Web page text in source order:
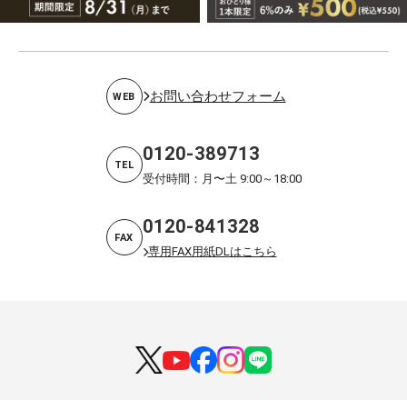
WEB お問い合わせフォーム
TEL 0120-389713
受付時間：月〜土 9:00～18:00
FAX 0120-841328
専用FAX用紙DLはこちら